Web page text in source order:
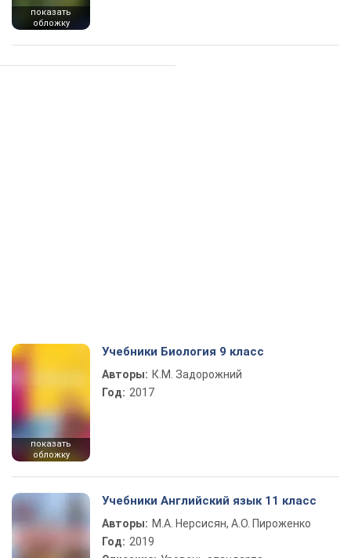
показать
обложку
показать
обложку
Учебники Биология 9 класс
Авторы: К.М. Задорожний
Год: 2017
Учебники Английский язык 11 класс
Авторы: М.А. Нерсисян, А.О. Пироженко
Год: 2019